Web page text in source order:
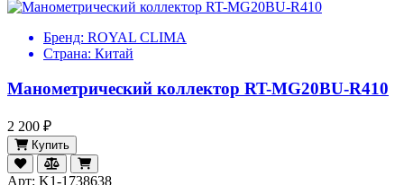
Бренд: ROYAL CLIMA
Страна: Китай
Манометрический коллектор RT-MG20BU-R410
2 200 ₽
Купить
Арт: K1-1738638